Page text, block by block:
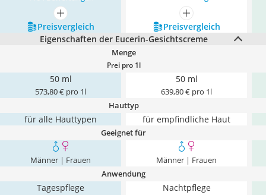
mehr anzeigen
mehr anzeigen
Preis­vergleich
Preis­vergleich
Eigenschaften der Eucerin-Gesichtscreme
Menge
Prei pro 1l
50 ml
573,80 € pro 1l
50 ml
639,80 € pro 1l
Hauttyp
für alle Hauttypen für empfindliche Haut
Geeignet für
Männer | Frauen Männer | Frauen
Anwendung
Tagespflege Nachtpflege